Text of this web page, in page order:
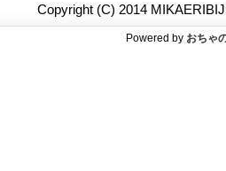
Copyright (C) 2014
Powered by おちゃ